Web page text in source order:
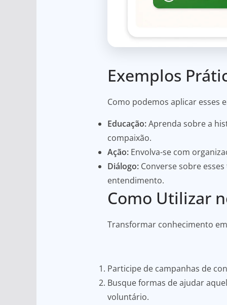
Exemplos
Como podemos aplicar esses
Educação:Aprenda sobre a
compaixão.
Ação: Envolva-se com
Diálogo: Converse sobre
entendimento.
Como Utilizar
Transformar conhecimento
Participe de campanhas de
Busque formas de ajudar
voluntário.